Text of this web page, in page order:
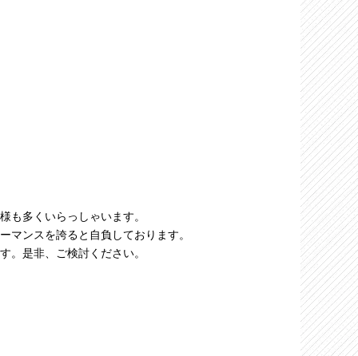
多くいらっしゃいます。
マンスを誇ると自負しております。
。是非、ご検討ください。